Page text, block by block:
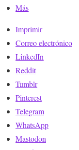
Más
Imprimir
Correo electrónico
LinkedIn
Reddit
Tumblr
Pinterest
Telegram
WhatsApp
Mastodon